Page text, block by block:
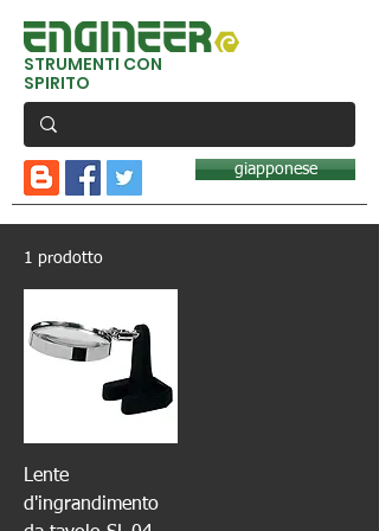
STRUMENTI CON
SPIRITO
giapponese
1 prodotto
Lente
d'ingrandimento